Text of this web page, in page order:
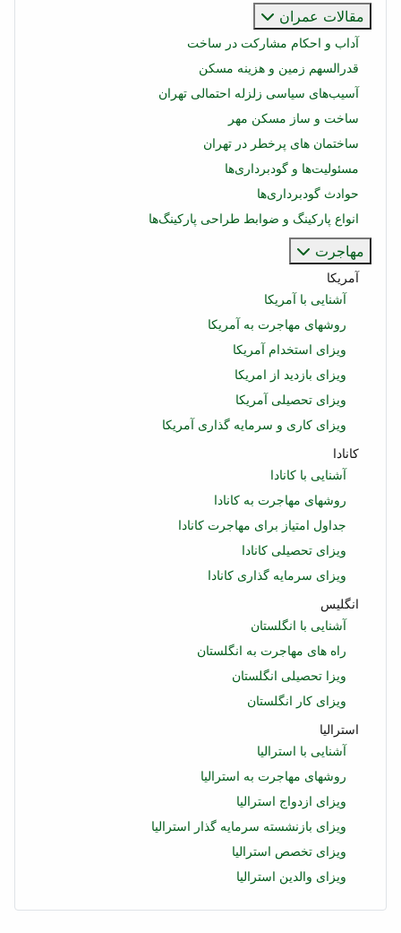
مقالات عمران
آداب و احکام مشارکت در ساخت
قدرالسهم زمین و هزینه مسکن
آسیب‌های سیاسی زلزله احتمالی تهران
ساخت و ساز مسکن مهر
ساختمان‌ های پرخطر در تهران
مسئولیت‌ها و گودبرداری‌ها
حوادث گودبرداری‌ها
انواع پارکینگ و ضوابط طراحی پارکینگ‌ها
مهاجرت
آمریکا
آشنایی با آمریکا
روشهای مهاجرت به آمریکا
ویزای استخدام آمریکا
ویزای بازدید از امریکا
ویزای تحصیلی آمریکا
ویزای کاری و سرمایه گذاری آمریکا
کانادا
آشنایی با کانادا
روشهای مهاجرت به کانادا
جداول امتیاز برای مهاجرت کانادا
ویزای تحصیلی کانادا
ویزای سرمایه گذاری کانادا
انگلیس
آشنایی با انگلستان
راه های مهاجرت به انگلستان
ویزا تحصیلی انگلستان
ویزای کار انگلستان
استرالیا
آشنایی با استرالیا
روشهای مهاجرت به استرالیا
ویزای ازدواج استرالیا
ویزای بازنشسته سرمایه گذار استرالیا
ویزای تخصص استرالیا
ویزای والدین استرالیا